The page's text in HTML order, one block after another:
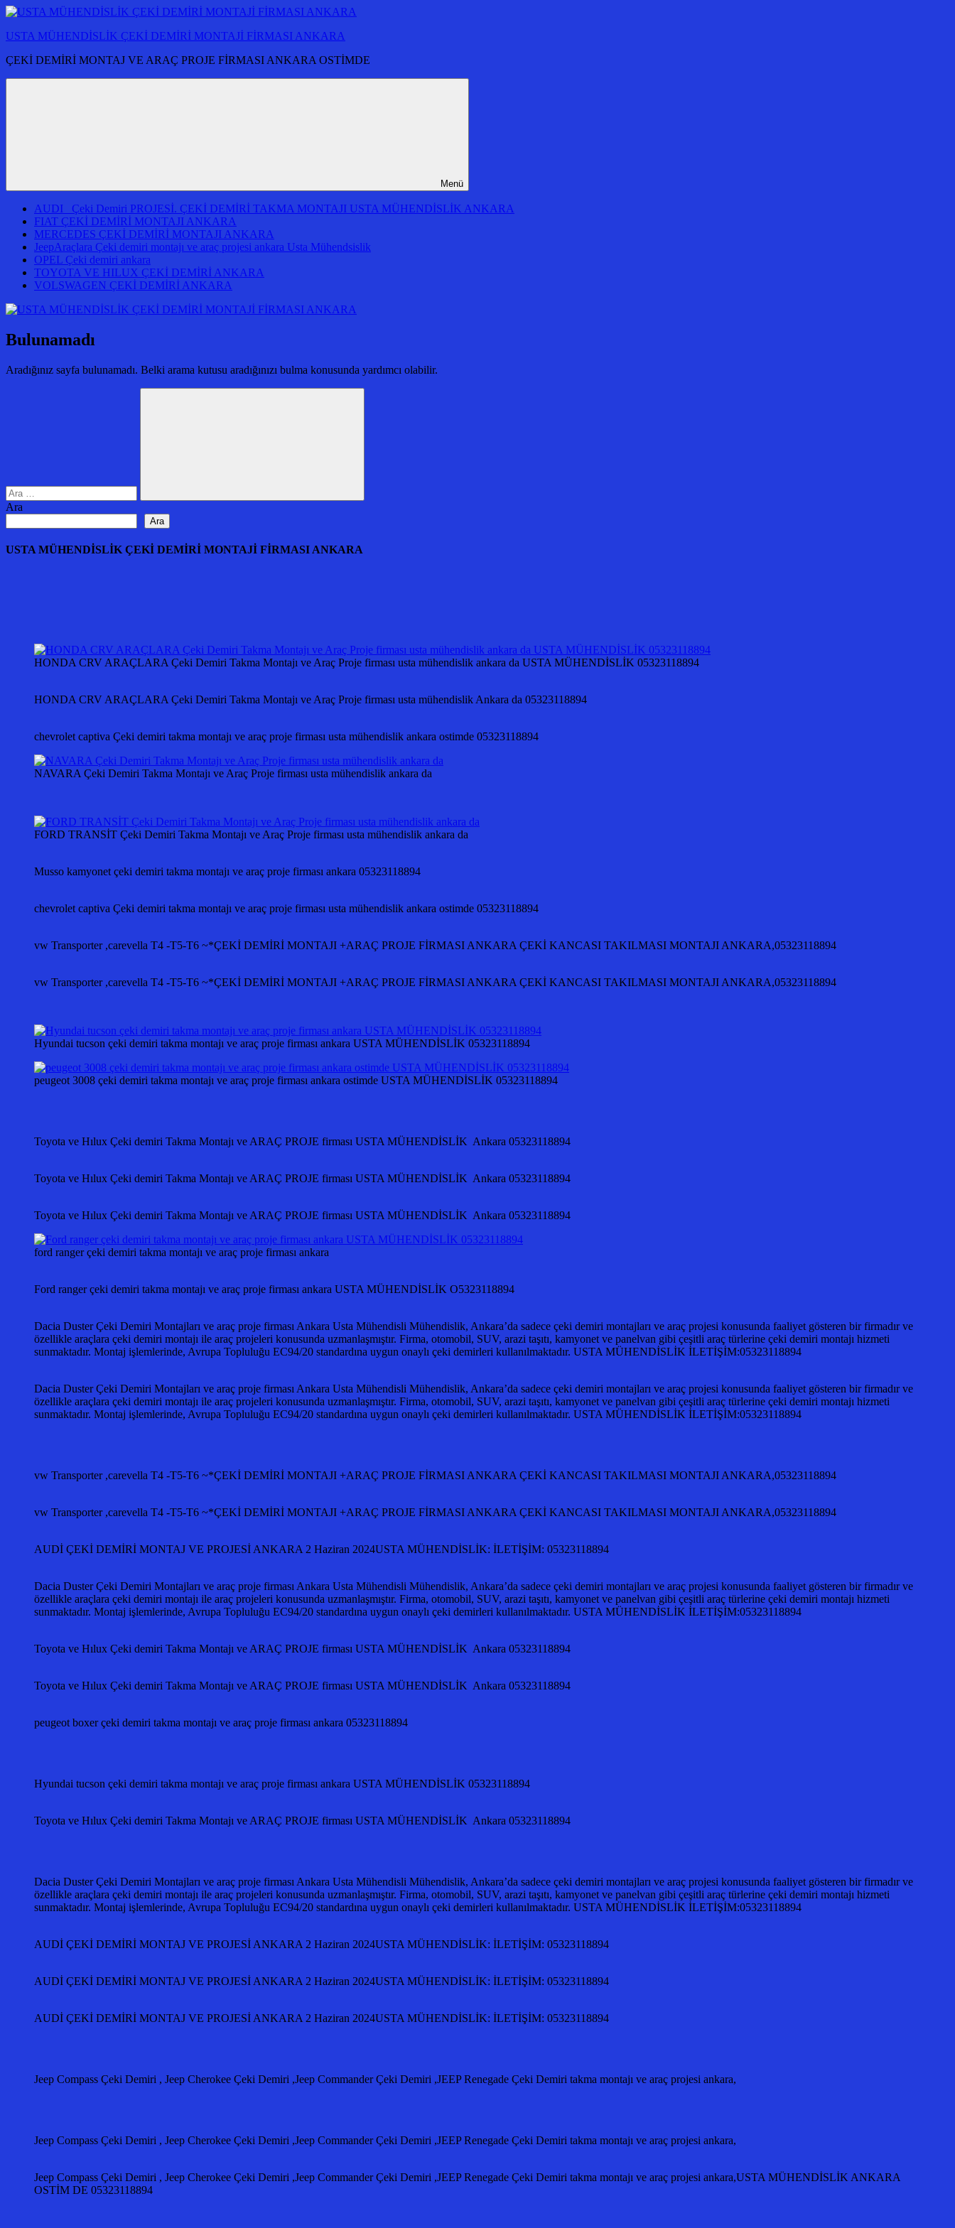
İçeriğe
USTA MÜHENDİSLİK ÇEKİ DEMİRİ MONTAJİ FİRMASI ANKARA
ÇEKİ DEMİRİ MONTAJ VE ARAÇ PROJE FİRMASI ANKARA OSTİMDE
Menü
AUDI Çeki Demiri PROJESİ. ÇEKİ DEMİRİ TAKMA MONTAJI USTA MÜHENDİSLİK ANKARA
FIAT ÇEKİ DEMİRİ MONTAJI ANKARA
MERCEDES ÇEKİ DEMİRİ MONTAJI ANKARA
JeepAraçlara Çeki demiri montajı ve araç projesi ankara Usta Mühendsislik
OPEL Çeki demiri ankara
TOYOTA VE HILUX ÇEKİ DEMİRİ ANKARA
VOLSWAGEN ÇEKİ DEMİRİ ANKARA
Bulunamadı
Aradığınız sayfa bulunamadı. Belki arama kutusu aradığınızı bulma konusunda yardımcı olabilir.
Ara
Ara
Ara
USTA MÜHENDİSLİK ÇEKİ DEMİRİ MONTAJİ FİRMASI ANKARA
HONDA CRV ARAÇLARA Çeki Demiri Takma Montajı ve Araç Proje firması usta mühendislik ankara da USTA MÜHENDİSLİK 05323118894
HONDA CRV ARAÇLARA Çeki Demiri Takma Montajı ve Araç Proje firması usta mühendislik Ankara da 05323118894
chevrolet captiva Çeki demiri takma montajı ve araç proje firması usta mühendislik ankara ostimde 05323118894
NAVARA Çeki Demiri Takma Montajı ve Araç Proje firması usta mühendislik ankara da
FORD TRANSİT Çeki Demiri Takma Montajı ve Araç Proje firması usta mühendislik ankara da
Musso kamyonet çeki demiri takma montajı ve araç proje firması ankara 05323118894
chevrolet captiva Çeki demiri takma montajı ve araç proje firması usta mühendislik ankara ostimde 05323118894
vw Transporter ,carevella T4 -T5-T6 ~*ÇEKİ DEMİRİ MONTAJI +ARAÇ PROJE FİRMASI ANKARA ÇEKİ KANCASI TAKILMASI MONTAJI ANKARA,05323118894
vw Transporter ,carevella T4 -T5-T6 ~*ÇEKİ DEMİRİ MONTAJI +ARAÇ PROJE FİRMASI ANKARA ÇEKİ KANCASI TAKILMASI MONTAJI ANKARA,05323118894
Hyundai tucson çeki demiri takma montajı ve araç proje firması ankara USTA MÜHENDİSLİK 05323118894
peugeot 3008 çeki demiri takma montajı ve araç proje firması ankara ostimde USTA MÜHENDİSLİK 05323118894
Toyota ve Hılux Çeki demiri Takma Montajı ve ARAÇ PROJE firması USTA MÜHENDİSLİK Ankara 05323118894
Toyota ve Hılux Çeki demiri Takma Montajı ve ARAÇ PROJE firması USTA MÜHENDİSLİK Ankara 05323118894
Toyota ve Hılux Çeki demiri Takma Montajı ve ARAÇ PROJE firması USTA MÜHENDİSLİK Ankara 05323118894
ford ranger çeki demiri takma montajı ve araç proje firması ankara
Ford ranger çeki demiri takma montajı ve araç proje firması ankara USTA MÜHENDİSLİK O5323118894
Dacia Duster Çeki Demiri Montajları ve araç proje firması Ankara Usta Mühendisli Mühendislik, Ankara’da sadece çeki demiri montajları ve araç projesi konusunda faaliyet gösteren bir firmadır ve
özellikle araçlara çeki demiri montajı ile araç projeleri konusunda uzmanlaşmıştır. Firma, otomobil, SUV, arazi taşıtı, kamyonet ve panelvan gibi çeşitli araç türlerine çeki demiri montajı hizmeti
sunmaktadır. Montaj işlemlerinde, Avrupa Topluluğu EC94/20 standardına uygun onaylı çeki demirleri kullanılmaktadır. USTA MÜHENDİSLİK İLETİŞİM:05323118894
Dacia Duster Çeki Demiri Montajları ve araç proje firması Ankara Usta Mühendisli Mühendislik, Ankara’da sadece çeki demiri montajları ve araç projesi konusunda faaliyet gösteren bir firmadır ve
özellikle araçlara çeki demiri montajı ile araç projeleri konusunda uzmanlaşmıştır. Firma, otomobil, SUV, arazi taşıtı, kamyonet ve panelvan gibi çeşitli araç türlerine çeki demiri montajı hizmeti
sunmaktadır. Montaj işlemlerinde, Avrupa Topluluğu EC94/20 standardına uygun onaylı çeki demirleri kullanılmaktadır. USTA MÜHENDİSLİK İLETİŞİM:05323118894
vw Transporter ,carevella T4 -T5-T6 ~*ÇEKİ DEMİRİ MONTAJI +ARAÇ PROJE FİRMASI ANKARA ÇEKİ KANCASI TAKILMASI MONTAJI ANKARA,05323118894
vw Transporter ,carevella T4 -T5-T6 ~*ÇEKİ DEMİRİ MONTAJI +ARAÇ PROJE FİRMASI ANKARA ÇEKİ KANCASI TAKILMASI MONTAJI ANKARA,05323118894
AUDİ ÇEKİ DEMİRİ MONTAJ VE PROJESİ ANKARA 2 Haziran 2024USTA MÜHENDİSLİK: İLETİŞİM: 05323118894
Dacia Duster Çeki Demiri Montajları ve araç proje firması Ankara Usta Mühendisli Mühendislik, Ankara’da sadece çeki demiri montajları ve araç projesi konusunda faaliyet gösteren bir firmadır ve
özellikle araçlara çeki demiri montajı ile araç projeleri konusunda uzmanlaşmıştır. Firma, otomobil, SUV, arazi taşıtı, kamyonet ve panelvan gibi çeşitli araç türlerine çeki demiri montajı hizmeti
sunmaktadır. Montaj işlemlerinde, Avrupa Topluluğu EC94/20 standardına uygun onaylı çeki demirleri kullanılmaktadır. USTA MÜHENDİSLİK İLETİŞİM:05323118894
Toyota ve Hılux Çeki demiri Takma Montajı ve ARAÇ PROJE firması USTA MÜHENDİSLİK Ankara 05323118894
Toyota ve Hılux Çeki demiri Takma Montajı ve ARAÇ PROJE firması USTA MÜHENDİSLİK Ankara 05323118894
peugeot boxer çeki demiri takma montajı ve araç proje firması ankara 05323118894
Hyundai tucson çeki demiri takma montajı ve araç proje firması ankara USTA MÜHENDİSLİK 05323118894
Toyota ve Hılux Çeki demiri Takma Montajı ve ARAÇ PROJE firması USTA MÜHENDİSLİK Ankara 05323118894
Dacia Duster Çeki Demiri Montajları ve araç proje firması Ankara Usta Mühendisli Mühendislik, Ankara’da sadece çeki demiri montajları ve araç projesi konusunda faaliyet gösteren bir firmadır ve
özellikle araçlara çeki demiri montajı ile araç projeleri konusunda uzmanlaşmıştır. Firma, otomobil, SUV, arazi taşıtı, kamyonet ve panelvan gibi çeşitli araç türlerine çeki demiri montajı hizmeti
sunmaktadır. Montaj işlemlerinde, Avrupa Topluluğu EC94/20 standardına uygun onaylı çeki demirleri kullanılmaktadır. USTA MÜHENDİSLİK İLETİŞİM:05323118894
AUDİ ÇEKİ DEMİRİ MONTAJ VE PROJESİ ANKARA 2 Haziran 2024USTA MÜHENDİSLİK: İLETİŞİM: 05323118894
AUDİ ÇEKİ DEMİRİ MONTAJ VE PROJESİ ANKARA 2 Haziran 2024USTA MÜHENDİSLİK: İLETİŞİM: 05323118894
AUDİ ÇEKİ DEMİRİ MONTAJ VE PROJESİ ANKARA 2 Haziran 2024USTA MÜHENDİSLİK: İLETİŞİM: 05323118894
Jeep Compass Çeki Demiri , Jeep Cherokee Çeki Demiri ,Jeep Commander Çeki Demiri ,JEEP Renegade Çeki Demiri takma montajı ve araç projesi ankara,
Jeep Compass Çeki Demiri , Jeep Cherokee Çeki Demiri ,Jeep Commander Çeki Demiri ,JEEP Renegade Çeki Demiri takma montajı ve araç projesi ankara,
Jeep Compass Çeki Demiri , Jeep Cherokee Çeki Demiri ,Jeep Commander Çeki Demiri ,JEEP Renegade Çeki Demiri takma montajı ve araç projesi ankara,USTA MÜHENDİSLİK ANKARA
OSTİM DE 05323118894